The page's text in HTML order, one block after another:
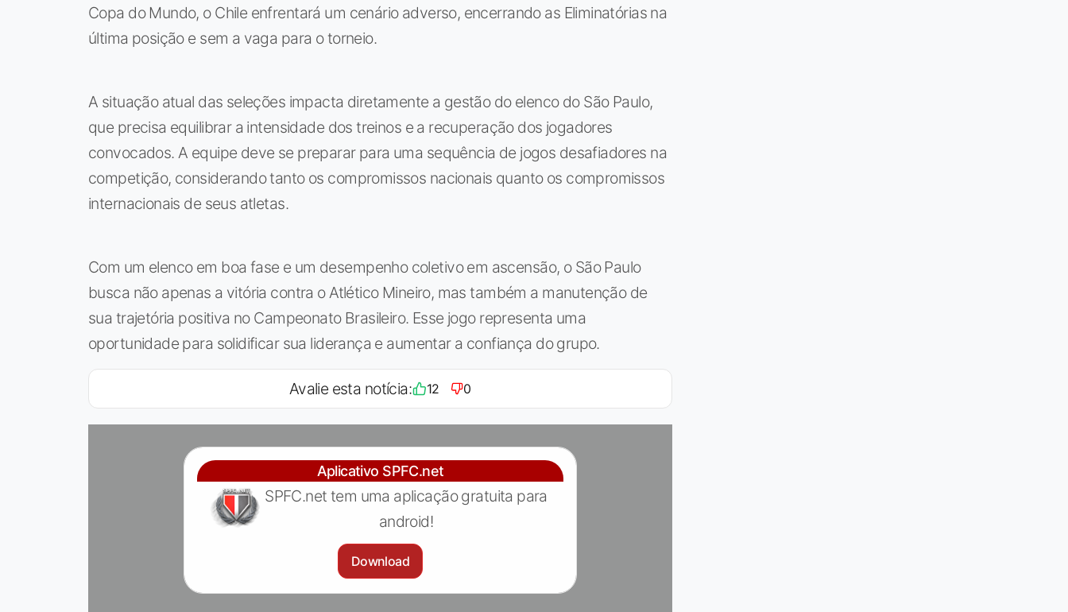
Copa do Mundo, o Chile enfrentará um cenário adverso, encerrando as Eliminatórias na
última posição e sem a vaga para o torneio.
A situação atual das seleções impacta diretamente a gestão do elenco do São Paulo,
que precisa equilibrar a intensidade dos treinos e a recuperação dos jogadores
convocados. A equipe deve se preparar para uma sequência de jogos desafiadores na
competição, considerando tanto os compromissos nacionais quanto os compromissos
internacionais de seus atletas.
Com um elenco em boa fase e um desempenho coletivo em ascensão, o São Paulo
busca não apenas a vitória contra o Atlético Mineiro, mas também a manutenção de
sua trajetória positiva no Campeonato Brasileiro. Esse jogo representa uma
oportunidade para solidificar sua liderança e aumentar a confiança do grupo.
Avalie esta notícia: 12 0
Aplicativo SPFC.net
SPFC.net tem uma aplicação gratuita para
android!
Download